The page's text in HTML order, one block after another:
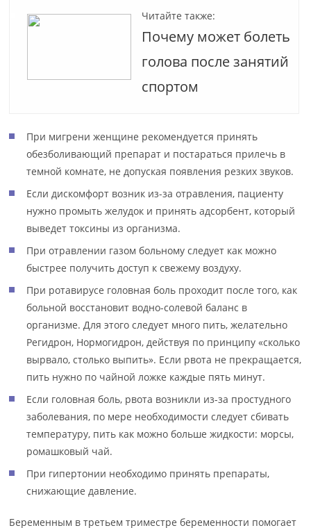
Читайте также:
Почему может болеть
голова после занятий
спортом
При мигрени женщине рекомендуется принять
обезболивающий препарат и постараться прилечь в
темной комнате, не допуская появления резких звуков.
Если дискомфорт возник из-за отравления, пациенту
нужно промыть желудок и принять адсорбент, который
выведет токсины из организма.
При отравлении газом больному следует как можно
быстрее получить доступ к свежему воздуху.
При ротавирусе головная боль проходит после того, как
больной восстановит водно-солевой баланс в
организме. Для этого следует много пить, желательно
Регидрон, Нормогидрон, действуя по принципу «сколько
вырвало, столько выпить». Если рвота не прекращается,
пить нужно по чайной ложке каждые пять минут.
Если головная боль, рвота возникли из-за простудного
заболевания, по мере необходимости следует сбивать
температуру, пить как можно больше жидкости: морсы,
ромашковый чай.
При гипертонии необходимо принять препараты,
снижающие давление.
Беременным в третьем триместре беременности помогает